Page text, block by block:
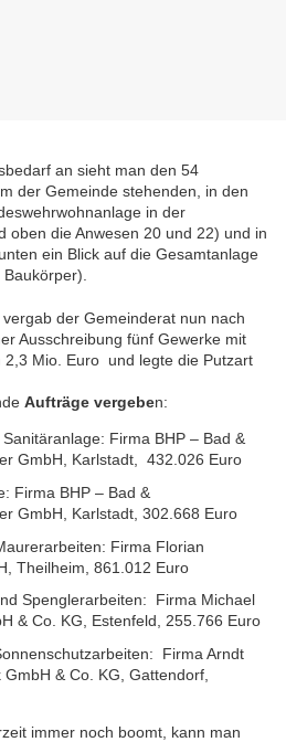
an sieht man den 54
der Gemeinde stehenden, in den
in der
oben die Anwesen 20 und 22) und in
ein Blick auf die Gesamtanlage
der Gemeinderat nun nach
Ausschreibung fünf Gewerke mit
2,3 Mio. Euro und legte die Putzart
Aufträge vergeben:
Sanitäranlage: Firma BHP – Bad &
GmbH, Karlstadt, 432.026 Euro
Firma BHP – Bad &
GmbH, Karlstadt, 302.668 Euro
Firma Florian
Theilheim, 861.012 Euro
Spenglerarbeiten: Firma Michael
& Co. KG, Estenfeld,
255.766 Euro
Firma Arndt
& Co. KG, Gattendorf,
immer noch boomt, kann man